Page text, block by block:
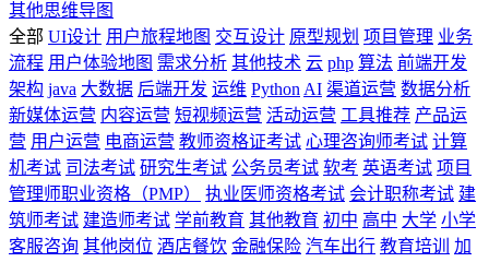
其他思维导图
全部 UI设计 用户旅程地图 交互设计 原型规划 项目管理 业务
流程 用户体验地图 需求分析 其他技术 云 php 算法 前端开发
架构 java 大数据 后端开发 运维 Python AI 渠道运营 数据分析
新媒体运营 内容运营 短视频运营 活动运营 工具推荐 产品运
营 用户运营 电商运营 教师资格证考试 心理咨询师考试 计算
机考试 司法考试 研究生考试 公务员考试 软考 英语考试 项目
管理师职业资格（PMP）
执业医师资格考试 会计职称考试 建
筑师考试 建造师考试 学前教育 其他教育 初中 高中 大学 小学
客服咨询 其他岗位 酒店餐饮 金融保险 汽车出行 教育培训
加